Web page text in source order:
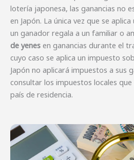
lotería japonesa, las ganancias no
en Japón. La única vez que se
un ganador regala a un familiar o
de yenes en ganancias durante el
cuyo caso se aplica un impuesto
Japón no aplicará impuestos a sus
consultar los impuestos locales
país de residencia.